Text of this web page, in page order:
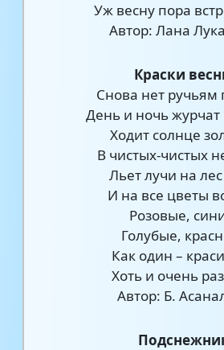
Уж весну пора
Автор: Лана
Краски
Снова нет ручьям
День и ночь журчат
Ходит солнце
В чистых-чистых
Льет лучи на лес
И на все цветы
Розовые,
Голубые,
Как один –
Хоть и очень
Автор: Б.